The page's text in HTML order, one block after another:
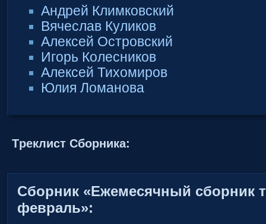
Андрей Климковский
Вячеслав Куликов
Алексей Островский
Игорь Колесников
Алексей Тихомиров
Юлия Ломанова
Tреклист Сборника:
Сборник «Ежемесячный сборник
февраль»: